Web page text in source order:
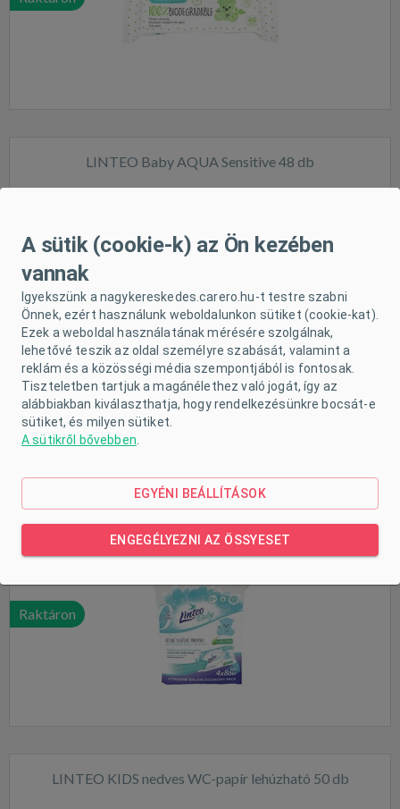
LINTEO Baby AQUA Sensitive 48 db
Raktáron
KEDVEZMÉNYES CSOMAGOLÁS
Raktáron
LINTEO KIDS nedves WC-papír lehúzható 50 db
A sütik (cookie-k) az Ön kezében
vannak
Igyekszünk a nagykereskedes.carero.hu-t testre szabni
Önnek, ezért használunk weboldalunkon sütiket (cookie-kat).
Ezek a weboldal használatának mérésére szolgálnak,
lehetővé teszik az oldal személyre szabását, valamint a
reklám és a közösségi média szempontjából is fontosak.
Tiszteletben tartjuk a magánélethez való jogát, így az
alábbiakban kiválaszthatja, hogy rendelkezésünkre bocsát-e
sütiket, és milyen sütiket.
A sütikről bővebben
EGYÉNI BEÁLLÍTÁSOK
ENGEGÉLYEZNI AZ ÖSSYESET